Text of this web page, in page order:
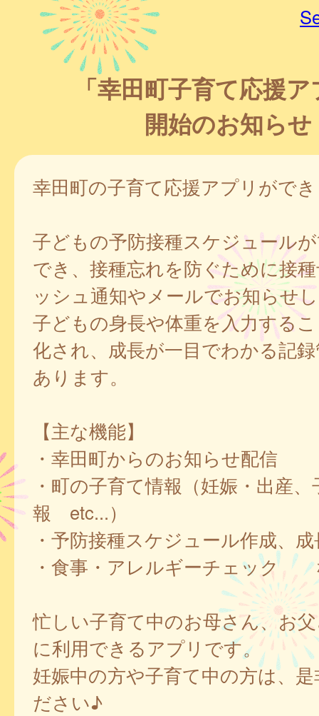
「幸田町子育て応援
開始のお知らせ
幸田町の子育て応援アプリがで
子どもの予防接種スケジュール
でき、接種忘れを防ぐために接
ッシュ通知やメールでお知らせ
子どもの身長や体重を入力する
化され、成長が一目でわかる記
あります。
【主な機能】
・幸田町からのお知らせ配信
・町の子育て情報（妊娠・出産
報 etc...）
・予防接種スケジュール作成、
・食事・アレルギーチェック
忙しい子育て中のお母さん、お
に利用できるアプリです。
妊娠中の方や子育て中の方は、
ださい♪